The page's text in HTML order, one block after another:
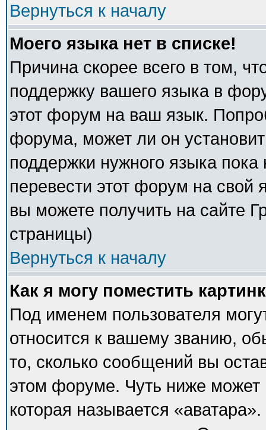
Вернуться к началу
Моего языка нет в списке!
Причина скорее всего в том,
поддержку вашего языка в
этот форум на ваш язык.
форума, может ли он
поддержки нужного языка
перевести этот форум на
вы можете получить на сайте
страницы)
Вернуться к началу
Как я могу поместить
Под именем пользователя
относится к вашему званию,
то, сколько сообщений вы
этом форуме. Чуть ниже может
которая называется